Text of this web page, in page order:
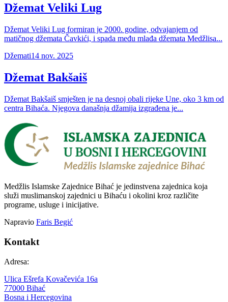
Džemat Veliki Lug
Džemat Veliki Lug formiran je 2000. godine, odvajanjem od
matičnog džemata Čavkići, i spada među mlađa džemata Medžlisa...
Džemati14 nov. 2025
Džemat Bakšaiš
Džemat Bakšaiš smješten je na desnoj obali rijeke Une, oko 3 km od
centra Bihaća. Njegova današnja džamija izgrađena je...
Medžlis Islamske Zajednice Bihać je jedinstvena zajednica koja
služi muslimanskoj zajednici u Bihaću i okolini kroz različite
programe, usluge i inicijative.
Napravio Faris Begić
Kontakt
Adresa:
Ulica Ešrefa Kovačevića 16a
77000 Bihać
Bosna i Hercegovina